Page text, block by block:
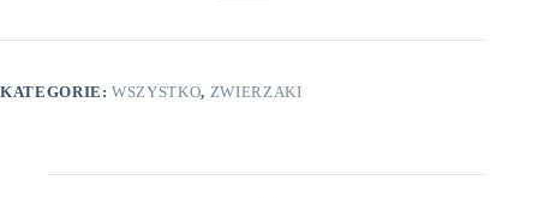
KATEGORIE:WSZYSTKO, ZWIERZAKI